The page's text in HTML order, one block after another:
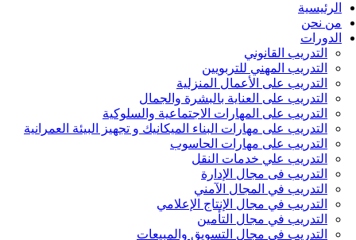
الرئيسية
من نحن
الدورات
التدريب القانوني
التدريب المهني للتربويين
التدريب على الأعمال المنزلية
التدريب على العناية بالبشرة والجمال
التدريب على المهارات الاجتماعية والسلوكية
التدريب على مهارات البناء الميكانيك و تجهيز البيئة العمرانية
التدريب على مهارات الحاسوب
التدريب علي خدمات النقل
التدريب فى مجال الإدارة
التدريب في المجال الآمني
التدريب في مجال الإنتاج الإعلامي
التدريب في مجال التأمين
التدريب في مجال التسويق والمبيعات